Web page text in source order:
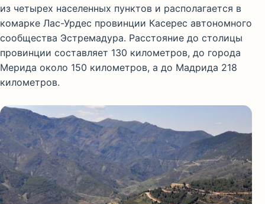
из четырех населенных пунктов и располагается в
комарке Лас-Урдес провинции Касерес автономного
сообщества Эстремадура. Расстояние до столицы
провинции составляет 130 километров, до города
Мерида около 150 километров, а до Мадрида 218
километров.